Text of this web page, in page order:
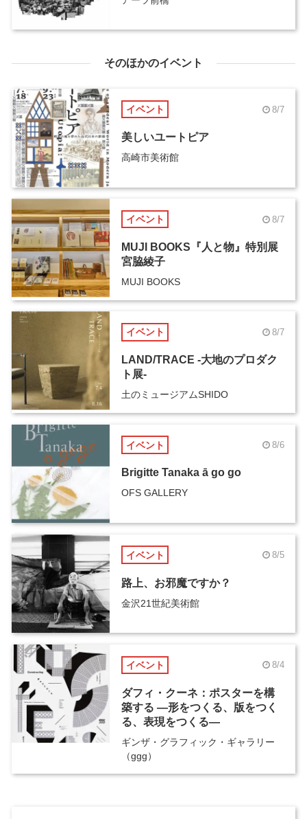
そのほかのイベント
イベント 8/7
美しいユートピア
高崎市美術館
イベント 8/7
MUJI BOOKS『人と物』特別展
宮脇綾子
MUJI BOOKS
イベント 8/7
LAND/TRACE -大地のプロダク
ト展-
土のミュージアムSHIDO
イベント 8/6
Brigitte Tanaka ā go go
OFS GALLERY
イベント 8/5
路上、お邪魔ですか？
金沢21世紀美術館
イベント 8/4
ダフィ・クーネ：ポスターを構
築する ―形をつくる、版をつく
る、表現をつくる―
ギンザ・グラフィック・ギャラリー
（ggg）